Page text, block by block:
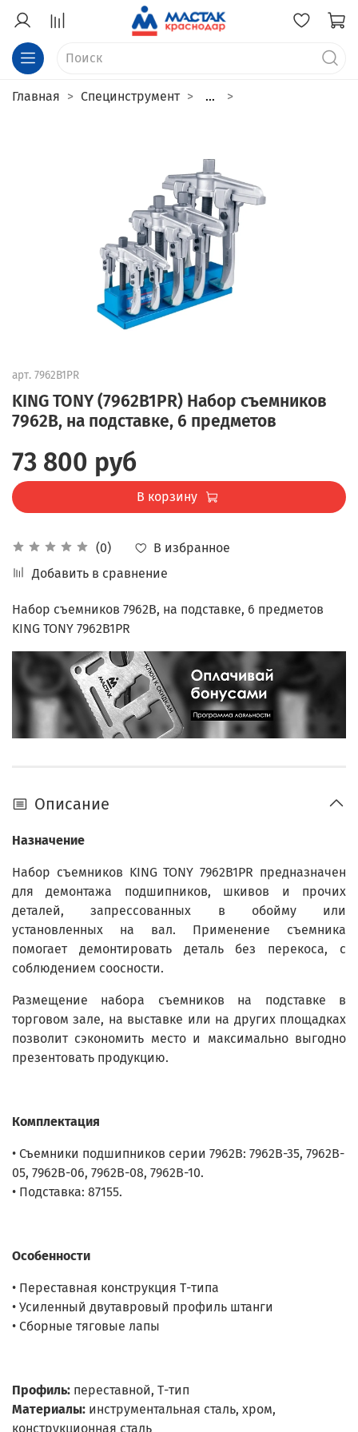
Главная Специнструмент ...
арт. 7962B1PR
KING TONY (7962B1PR) Набор съемников
7962B, на подставке, 6 предметов
(0)
В избранное
Добавить в сравнение
73 800 руб
В корзину
Набор съемников 7962B, на подставке, 6 предметов
KING TONY 7962B1PR
Описание
Назначение
Набор съемников KING TONY 7962B1PR предназначен
для демонтажа подшипников, шкивов и прочих
деталей, запрессованных в обойму или
установленных на вал. Применение съемника
помогает демонтировать деталь без перекоса, с
соблюдением соосности.
Размещение набора съемников на подставке в
торговом зале, на выставке или на других площадках
позволит сэкономить место и максимально выгодно
презентовать продукцию.
Комплектация
• Съемники подшипников серии 7962B: 7962B-35, 7962B-
05, 7962B-06, 7962B-08, 7962B-10.
• Подставка: 87155.
Особенности
• Переставная конструкция Т-типа
• Усиленный двутавровый профиль штанги
• Сборные тяговые лапы
Профиль: переставной, Т-тип
Материалы: инструментальная сталь, хром,
конструкционная сталь